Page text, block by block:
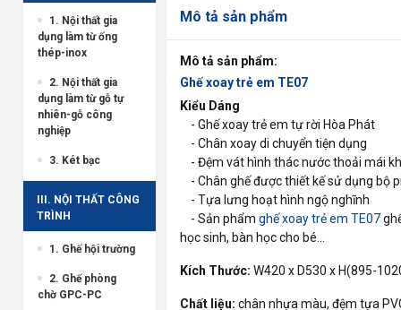
1. Nội thất gia
dụng làm từ ống
thép-inox
2. Nội thất gia
dụng làm từ gỗ tự
nhiên-gỗ công
nghiệp
3. Két bạc
III. NỘI THẤT CÔNG
TRÌNH
1. Ghế hội trường
2. Ghế phòng
chờ GPC-PC
Mô tả sản phẩm
Mô tả sản phẩm:
Ghế xoay trẻ em TE07
Kiểu Dáng
- Ghế xoay trẻ em tự rời Hòa Phát
- Chân xoay di chuyển tiện dụng
- Đệm vát hình thác nước thoải mái
- Chân ghế được thiết kế sử dụng bộ
- Tựa lưng hoạt hình ngộ nghĩnh
- Sản phẩm ghế xoay trẻ em TE07
học sinh, bàn học cho bé...
Kích Thước: W420 x D530 x H(895-
Chất liệu: chân nhựa màu, đệm tựa